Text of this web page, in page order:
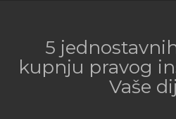
5
kupnju pravog
Vaše